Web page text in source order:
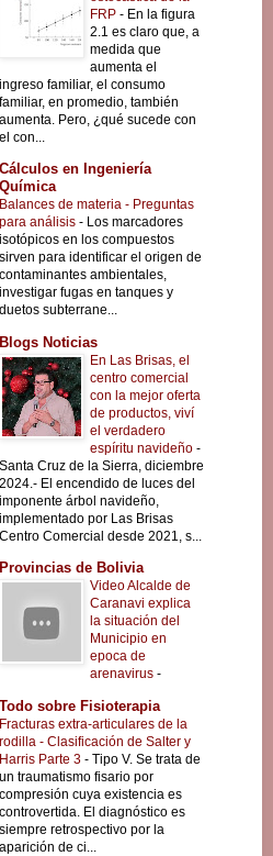
FRP - En la figura
2.1 es claro que, a
medida que
aumenta el
ingreso familiar, el consumo
familiar, en promedio, también
aumenta. Pero, ¿qué sucede con
el con...
Cálculos en Ingeniería
Química
Balances de materia - Preguntas
para análisis - Los marcadores
isotópicos en los compuestos
sirven para identificar el origen de
contaminantes ambientales,
investigar fugas en tanques y
duetos subterrane...
Blogs Noticias
En Las Brisas, el
centro comercial
con la mejor oferta
de productos, viví
el verdadero
espíritu navideño -
Santa Cruz de la Sierra, diciembre
2024.- El encendido de luces del
imponente árbol navideño,
implementado por Las Brisas
Centro Comercial desde 2021, s...
Provincias de Bolivia
Video Alcalde de
Caranavi explica
la situación del
Municipio en
epoca de
arenavirus -
Todo sobre Fisioterapia
Fracturas extra-articulares de la
rodilla - Clasificación de Salter y
Harris Parte 3 - Tipo V. Se trata de
un traumatismo fisario por
compresión cuya existencia es
controvertida. El diagnóstico es
siempre retrospectivo por la
aparición de ci...